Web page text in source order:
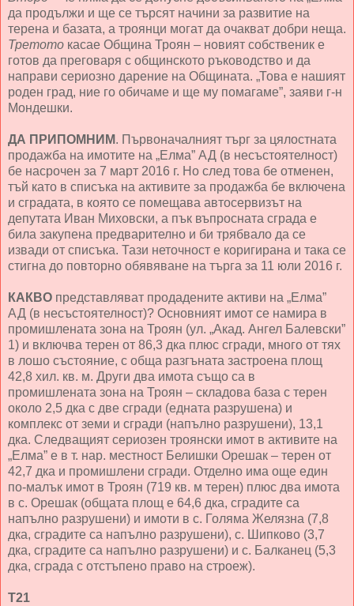
да продължи и ще се търсят начини за развитие на
терена и базата, а троянци могат да очакват добри неща.
Третото касае Община Троян – новият собственик е
готов да преговаря с общинското ръководство и да
направи сериозно дарение на Общината. „Това е нашият
роден град, ние го обичаме и ще му помагаме”, заяви г-н
Мондешки.
ДА ПРИПОМНИМ. Първоначалният търг за цялостната
продажба на имотите на „Елма” АД (в несъстоятелност)
бе насрочен за 7 март 2016 г. Но след това бе отменен,
тъй като в списъка на активите за продажба бе включена
и сградата, в която се помещава автосервизът на
депутата Иван Миховски, а пък въпросната сграда е
била закупена предварително и би трябвало да се
извади от списъка. Тази неточност е коригирана и така се
стигна до повторно обявяване на търга за 11 юли 2016 г.
КАКВО представляват продадените активи на „Елма”
АД (в несъстоятелност)? Основният имот се намира в
промишлената зона на Троян (ул. „Акад. Ангел Балевски”
1) и включва терен от 86,3 дка плюс сгради, много от тях
в лошо състояние, с обща разгъната застроена площ
42,8 хил. кв. м. Други два имота също са в
промишлената зона на Троян – складова база с терен
около 2,5 дка с две сгради (едната разрушена) и
комплекс от земи и сгради (напълно разрушени), 13,1
дка. Следващият сериозен троянски имот в активите на
„Елма” е в т. нар. местност Белишки Орешак – терен от
42,7 дка и промишлени сгради. Отделно има още един
по-малък имот в Троян (719 кв. м терен) плюс два имота
в с. Орешак (общата площ е 64,6 дка, сградите са
напълно разрушени) и имоти в с. Голяма Желязна (7,8
дка, сградите са напълно разрушени), с. Шипково (3,7
дка, сградите са напълно разрушени) и с. Балканец (5,3
дка, сграда с отстъпено право на строеж).
Т21